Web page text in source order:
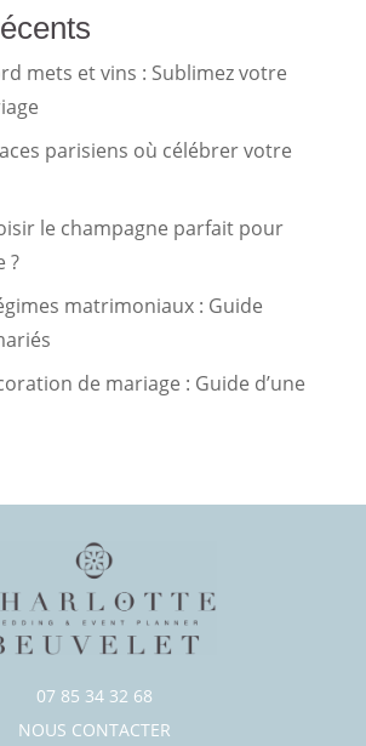
mets et vins : Sublimez votre
parisiens où célébrer votre
le champagne parfait pour
?
matrimoniaux : Guide
de mariage : Guide d’une
07 85 34 32 68
NOUS CONTACTER